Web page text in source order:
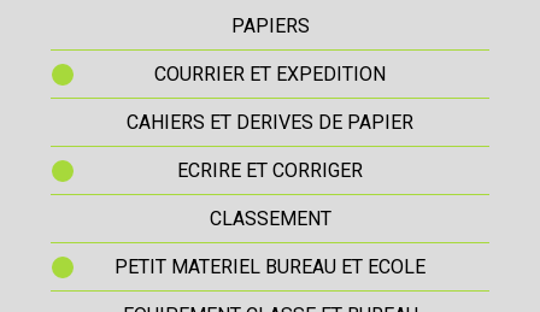
PAPIERS
COURRIER ET EXPEDITION
CAHIERS ET DERIVES DE PAPIER
ECRIRE ET CORRIGER
CLASSEMENT
PETIT MATERIEL BUREAU ET ECOLE